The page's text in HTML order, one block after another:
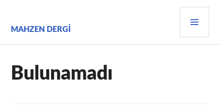
MAHZEN DERGI
Bulunamadı